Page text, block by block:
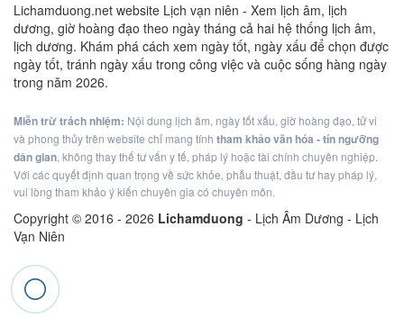
Lichamduong.net website Lịch vạn niên - Xem lịch âm, lịch
dương, giờ hoàng đạo theo ngày tháng cả hai hệ thống lịch âm,
lịch dương. Khám phá cách xem ngày tốt, ngày xấu để chọn được
ngày tốt, tránh ngày xấu trong công việc và cuộc sống hàng ngày
trong năm 2026.
Miễn trừ trách nhiệm: Nội dung lịch âm, ngày tốt xấu, giờ hoàng đạo, tử vi
và phong thủy trên website chỉ mang tính tham khảo văn hóa - tín ngưỡng
dân gian, không thay thế tư vấn y tế, pháp lý hoặc tài chính chuyên nghiệp.
Với các quyết định quan trọng về sức khỏe, phẫu thuật, đầu tư hay pháp lý,
vui lòng tham khảo ý kiến chuyên gia có chuyên môn.
Copyright © 2016 - 2026 Lichamduong - Lịch Âm Dương - Lịch
Vạn Niên